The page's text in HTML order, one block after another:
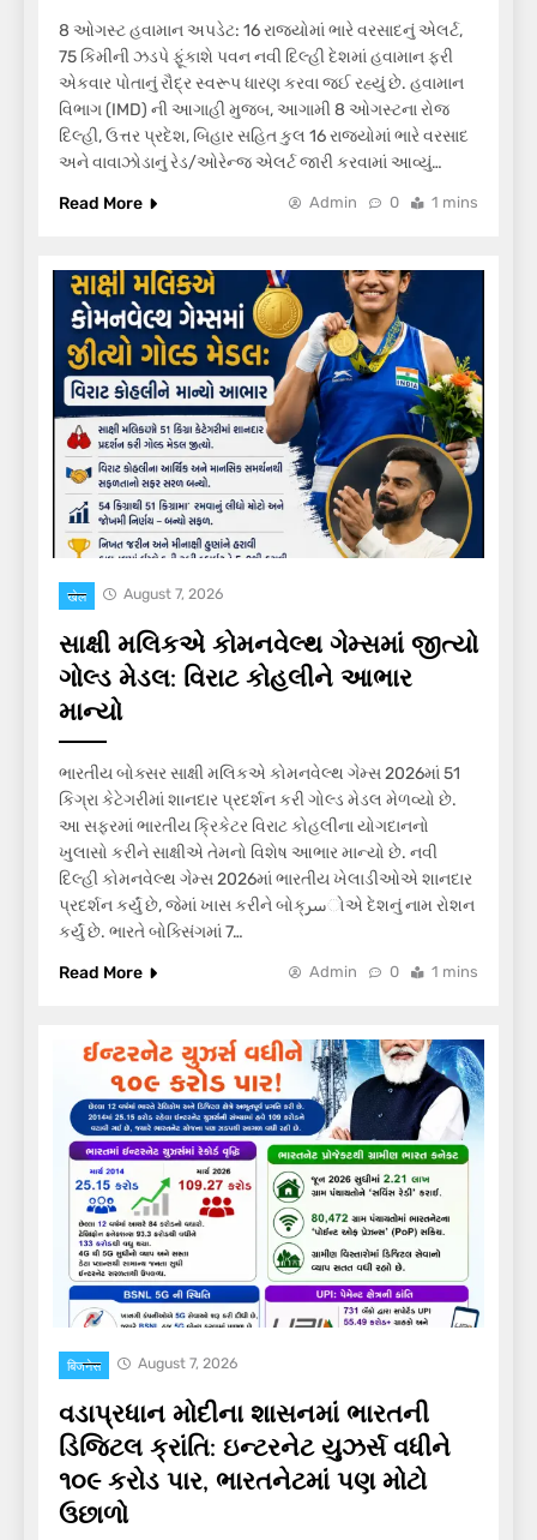
8 ઓગસ્ટ હવામાન અપડેટ: 16 રાજ્યોમાં ભારે વરસાદનું એલર્ટ,
75 કિમીની ઝડપે ફૂંકાશે પવન નવી દિલ્હી દેશમાં હવામાન ફરી
એકવાર પોતાનું રૌદ્ર સ્વરૂપ ધારણ કરવા જઈ રહ્યું છે. હવામાન
વિભાગ (IMD) ની આગાહી મુજબ, આગામી 8 ઓગસ્ટના રોજ
દિલ્હી, ઉત્તર પ્રદેશ, બિહાર સહિત કુલ 16 રાજ્યોમાં ભારે વરસાદ
અને વાવાઝોડાનું રેડ/ઓરેન્જ એલર્ટ જારી કરવામાં આવ્યું…
Read More
Admin 0 1 mins
खेल August 7, 2026
સાક્ષી મલિકએ કોમનવેલ્થ ગેમ્સમાં જીત્યો
ગોલ્ડ મેડલ: વિરાટ કોહલીને આભાર
માન્યો
ભારતીય બોક્સર સાક્ષી મલિકએ કોમનવેલ્થ ગેમ્સ 2026માં 51
કિગ્રા કેટેગરીમાં શાનદાર પ્રદર્શન કરી ગોલ્ડ મેડલ મેળવ્યો છે.
આ સફરમાં ભારતીય ક્રિકેટર વિરાટ કોહલીના યોગદાનનો
ખુલાસો કરીને સાક્ષીએ તેમનો વિશેષ આભાર માન્યો છે. નવી
દિલ્હી કોમનવેલ્થ ગેમ્સ 2026માં ભારતીય ખેલાડીઓએ શાનદાર
પ્રદર્શન કર્યું છે, જેમાં ખાસ કરીને બોક્سرોએ દેશનું નામ રોશન
કર્યું છે. ભારતે બોક્સિંગમાં 7…
Read More
Admin 0 1 mins
बिजनेस August 7, 2026
વડાપ્રધાન મોદીના શાસનમાં ભારતની
ડિજિટલ ક્રાંતિ: ઇન્ટરનેટ યુઝર્સ વધીને
૧૦૯ કરોડ પાર, ભારતનેટમાં પણ મોટો
ઉછાળો